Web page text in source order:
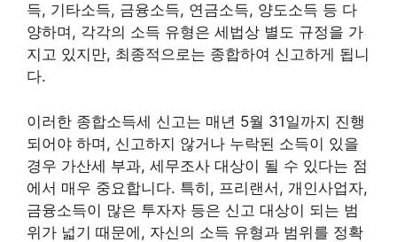
득, 기타소득, 금융소득, 연금소득, 양도소득 등 다
양하며, 각각의 소득 유형은 세법상 별도 규정을 가
지고 있지만, 최종적으로는 종합하여 신고하게 됩니
다.
이러한 종합소득세 신고는 매년 5월 31일까지 진행
되어야 하며, 신고하지 않거나 누락된 소득이 있을
경우 가산세 부과, 세무조사 대상이 될 수 있다는 점
에서 매우 중요합니다. 특히, 프리랜서, 개인사업자,
금융소득이 많은 투자자 등은 신고 대상이 되는 범
위가 넓기 때문에, 자신의 소득 유형과 범위를 정확